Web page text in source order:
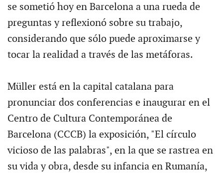
se sometió hoy en Barcelona a una rueda de
preguntas y reflexionó sobre su trabajo,
considerando que sólo puede aproximarse y
tocar la realidad a través de las metáforas.
Müller está en la capital catalana para
pronunciar dos conferencias e inaugurar en el
Centro de Cultura Contemporánea de
Barcelona (CCCB) la exposición, "El círculo
vicioso de las palabras", en la que se rastrea en
su vida y obra, desde su infancia en Rumanía,